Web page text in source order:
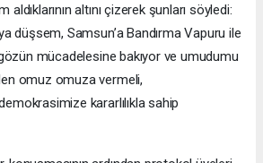
altını çizerek şunları söyledi:
düşsem, Samsun’a Bandırma Vapuru ile
mücadelesine bakıyor ve umudumu
omuz omuza vermeli,
kararlılıkla sahip